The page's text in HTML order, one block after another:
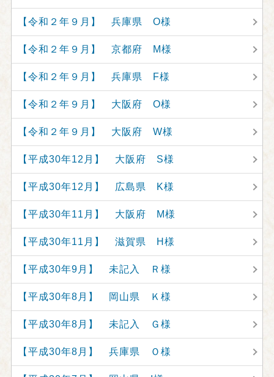
【令和２年９月】 兵庫県 O様
【令和２年９月】 京都府 M様
【令和２年９月】 兵庫県 F様
【令和２年９月】 大阪府 O様
【令和２年９月】 大阪府 W様
【平成30年12月】 大阪府 S様
【平成30年12月】 広島県 K様
【平成30年11月】 大阪府 M様
【平成30年11月】 滋賀県 H様
【平成30年9月】 未記入 Ｒ様
【平成30年8月】 岡山県 Ｋ様
【平成30年8月】 未記入 Ｇ様
【平成30年8月】 兵庫県 Ｏ様